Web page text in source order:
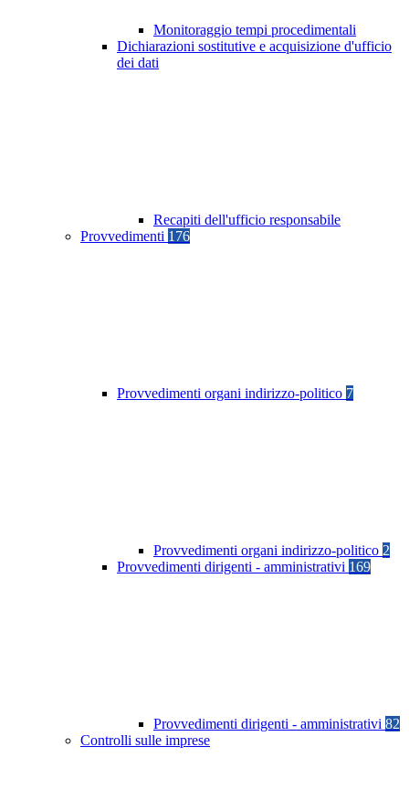
Monitoraggio tempi procedimentali
Dichiarazioni sostitutive e acquisizione d'ufficio
dei dati
Recapiti dell'ufficio responsabile
Provvedimenti 176
Provvedimenti organi indirizzo-politico 7
Provvedimenti organi indirizzo-politico 2
Provvedimenti dirigenti - amministrativi 169
Provvedimenti dirigenti - amministrativi 82
Controlli sulle imprese